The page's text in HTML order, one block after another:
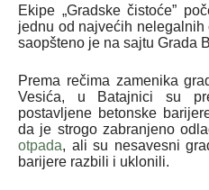
Ekipe „Gradske čistoće”
jednu od najvećih
saopšteno je na sajtu Grada
Prema rečima zamenika
Vesića, u Batajnici su
postavljene betonske
da je strogo zabranjeno
otpada, ali su nesavesni
barijere razbili i uklonili.